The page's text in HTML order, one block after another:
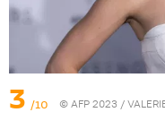
3 /10 © AFP 2023 /